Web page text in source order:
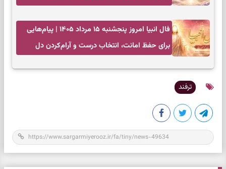
فال انبیا امروز پنجشنبه ۱۵ مرداد ۱۴۰۵ | پیام‌هایی
برای حفظ امانت، انتخاب درست و آرام‌کردن دل
ترفند